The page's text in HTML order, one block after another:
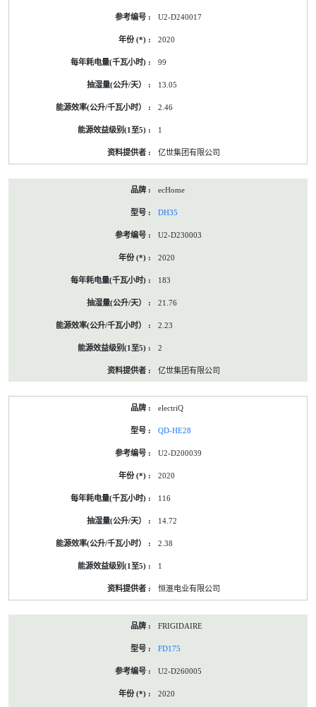
U2-D240017
2020
99
13.05
2.46
1
亿世集团有限公司
ecHome
DH35
U2-D230003
2020
183
21.76
2.23
2
亿世集团有限公司
electriQ
QD-HE28
U2-D200039
2020
116
14.72
2.38
1
恒滙电业有限公司
FRIGIDAIRE
FD175
U2-D260005
2020